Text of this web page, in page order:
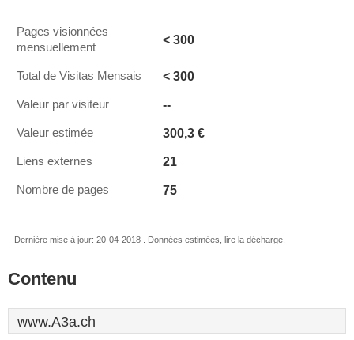
Pages visionnées
mensuellement
< 300
Total de Visitas Mensais < 300
Valeur par visiteur --
Valeur estimée 300,3 €
Liens externes 21
Nombre de pages 75
Dernière mise à jour: 20-04-2018 . Données estimées, lire la décharge.
Contenu
www.A3a.ch